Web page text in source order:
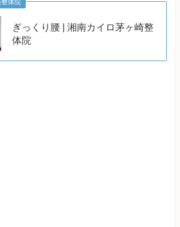
体院
ぎっくり腰 | 湘南カイロ茅ヶ崎整
体院